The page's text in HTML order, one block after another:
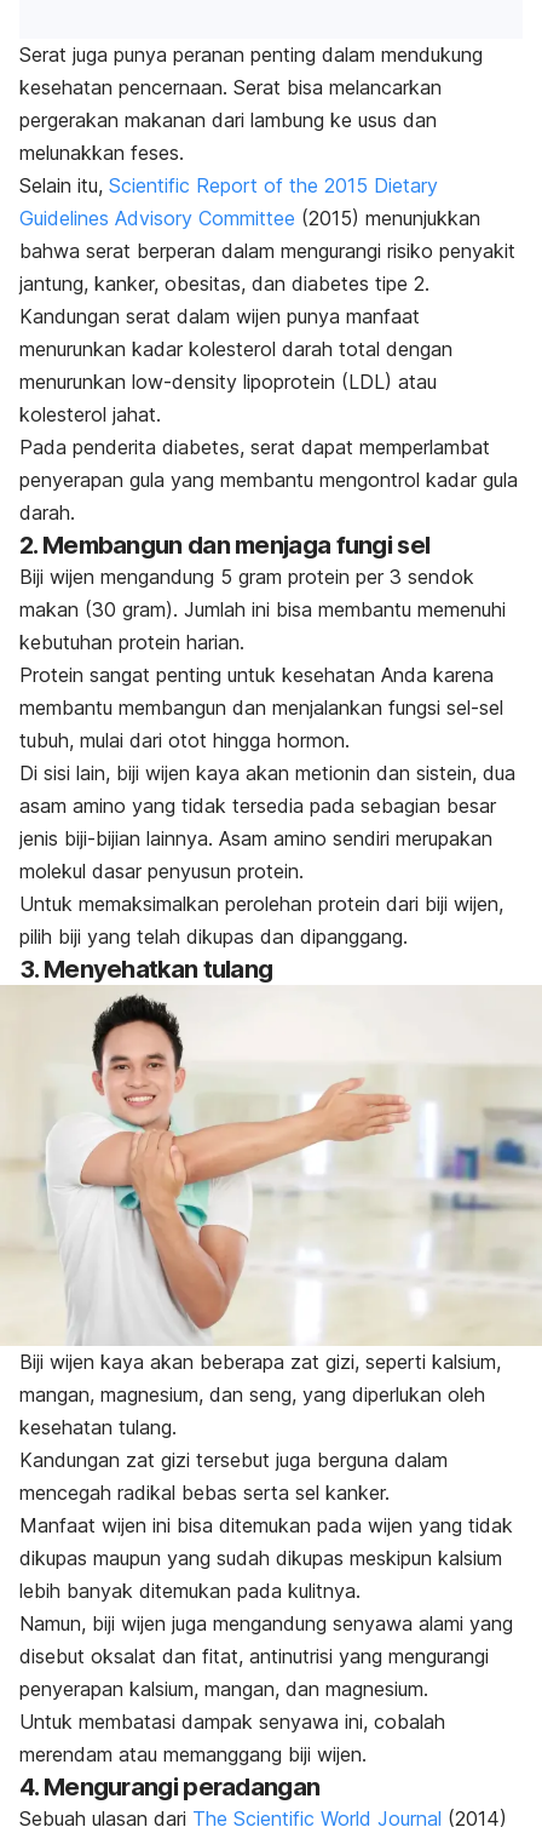
Serat juga punya peranan penting dalam mendukung
kesehatan pencernaan. Serat bisa melancarkan
pergerakan makanan dari lambung ke usus dan
melunakkan feses.
Selain itu, Scientific Report of the 2015 Dietary
Guidelines Advisory Committee (2015) menunjukkan
bahwa serat berperan dalam mengurangi risiko penyakit
jantung, kanker, obesitas, dan diabetes tipe 2.
Kandungan serat dalam wijen punya manfaat
menurunkan kadar kolesterol darah total dengan
menurunkan low-density lipoprotein (LDL) atau
kolesterol jahat.
Pada penderita diabetes, serat dapat memperlambat
penyerapan gula yang membantu mengontrol kadar gula
darah.
2. Membangun dan menjaga fungi sel
Biji wijen mengandung 5 gram protein per 3 sendok
makan (30 gram). Jumlah ini bisa membantu memenuhi
kebutuhan protein harian.
Protein sangat penting untuk kesehatan Anda karena
membantu membangun dan menjalankan fungsi sel-sel
tubuh, mulai dari otot hingga hormon.
Di sisi lain, biji wijen kaya akan metionin dan sistein, dua
asam amino yang tidak tersedia pada sebagian besar
jenis biji-bijian lainnya. Asam amino sendiri merupakan
molekul dasar penyusun protein.
Untuk memaksimalkan perolehan protein dari biji wijen,
pilih biji yang telah dikupas dan dipanggang.
3. Menyehatkan tulang
Biji wijen kaya akan beberapa zat gizi, seperti kalsium,
mangan, magnesium, dan seng, yang diperlukan oleh
kesehatan tulang.
Kandungan zat gizi tersebut juga berguna dalam
mencegah radikal bebas serta sel kanker.
Manfaat wijen ini bisa ditemukan pada wijen yang tidak
dikupas maupun yang sudah dikupas meskipun kalsium
lebih banyak ditemukan pada kulitnya.
Namun, biji wijen juga mengandung senyawa alami yang
disebut oksalat dan fitat, antinutrisi yang mengurangi
penyerapan kalsium, mangan, dan magnesium.
Untuk membatasi dampak senyawa ini, cobalah
merendam atau memanggang biji wijen.
4. Mengurangi peradangan
Sebuah ulasan dari The Scientific World Journal (2014)